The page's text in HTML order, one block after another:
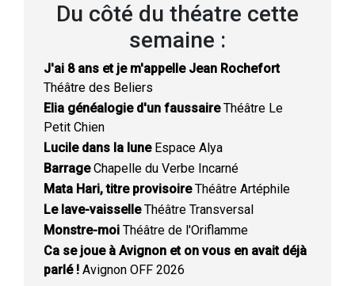
Du côté du théatre cette
semaine :
J'ai 8 ans et je m'appelle Jean Rochefort
Théâtre des Beliers
Elia généalogie d'un faussaireThéâtre Le
Petit Chien
Lucile dans la luneEspace Alya
BarrageChapelle du Verbe Incarné
Mata Hari, titre provisoireThéâtre Artéphile
Le lave-vaisselleThéâtre Transversal
Monstre-moi Théâtre de l'Oriflamme
Ca se joue à Avignon et on vous en avait déjà
parlé ! Avignon OFF 2026